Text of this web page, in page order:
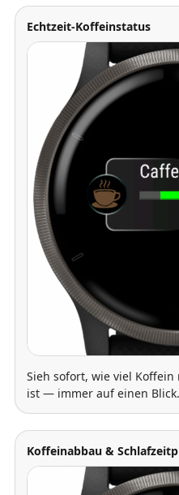
Echtzeit-Koffeinstatus
Sieh sofort, wie viel
ist — immer auf einen Blick.
Koffeinabbau &